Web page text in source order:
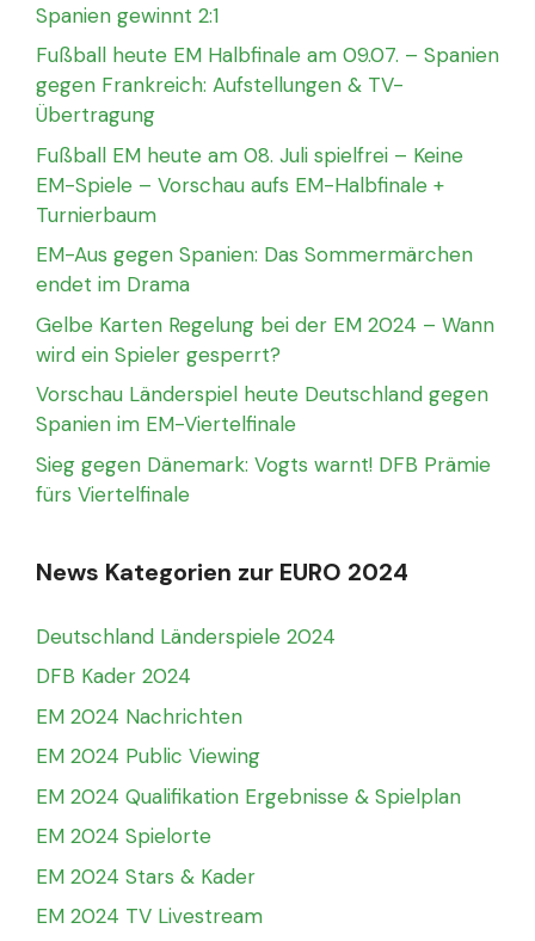
Spanien gewinnt 2:1
Fußball heute EM Halbfinale am 09.07. – Spanien
gegen Frankreich: Aufstellungen & TV-
Übertragung
Fußball EM heute am 08. Juli spielfrei – Keine
EM-Spiele – Vorschau aufs EM-Halbfinale +
Turnierbaum
EM-Aus gegen Spanien: Das Sommermärchen
endet im Drama
Gelbe Karten Regelung bei der EM 2024 – Wann
wird ein Spieler gesperrt?
Vorschau Länderspiel heute Deutschland gegen
Spanien im EM-Viertelfinale
Sieg gegen Dänemark: Vogts warnt! DFB Prämie
fürs Viertelfinale
News Kategorien zur EURO 2024
Deutschland Länderspiele 2024
DFB Kader 2024
EM 2024 Nachrichten
EM 2024 Public Viewing
EM 2024 Qualifikation Ergebnisse & Spielplan
EM 2024 Spielorte
EM 2024 Stars & Kader
EM 2024 TV Livestream